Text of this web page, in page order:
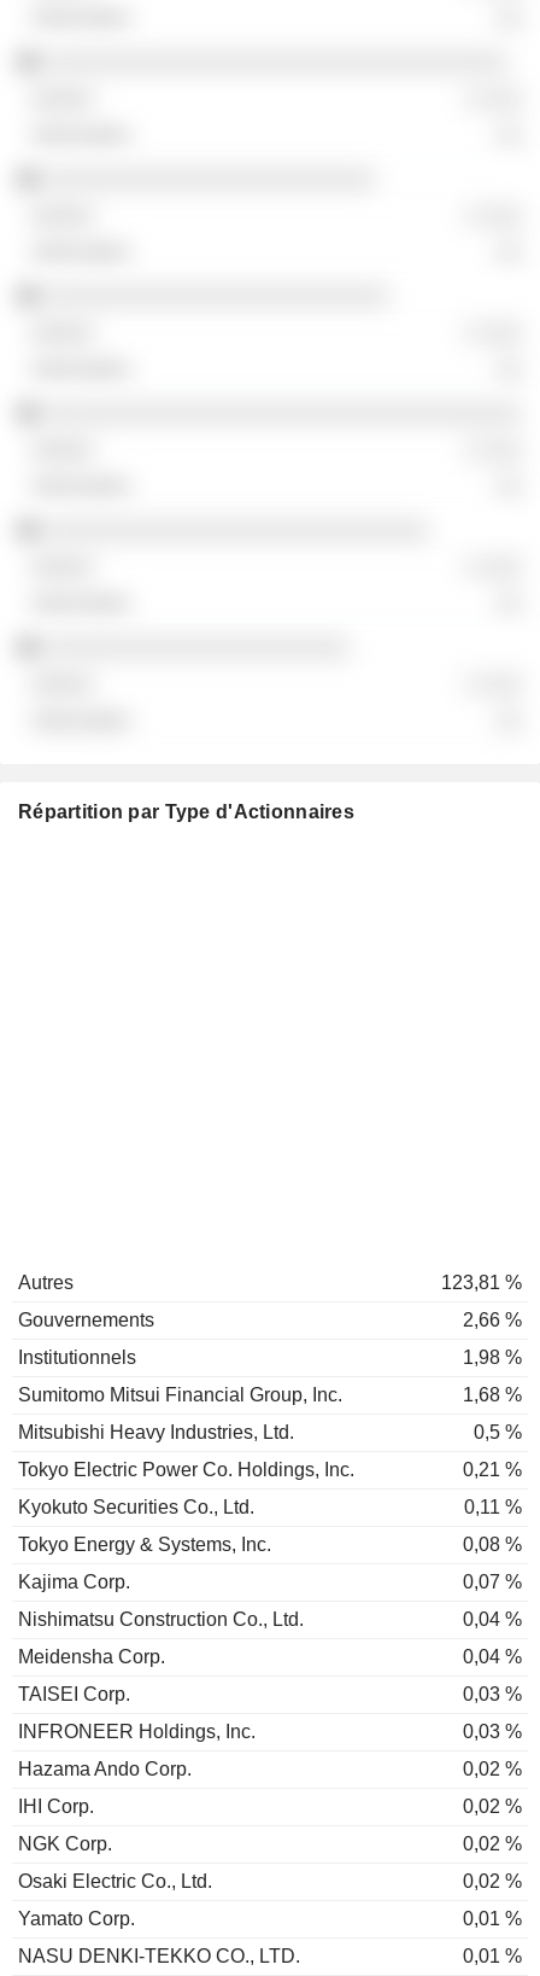
Répartition par Type d'Actionnaires
Autres
123,81 %
Gouvernements
2,66 %
Institutionnels
1,98 %
Sumitomo Mitsui Financial Group, Inc.
1,68 %
Mitsubishi Heavy Industries, Ltd.
0,5 %
Tokyo Electric Power Co. Holdings, Inc.
0,21 %
Kyokuto Securities Co., Ltd.
0,11 %
Tokyo Energy & Systems, Inc.
0,08 %
Kajima Corp.
0,07 %
Nishimatsu Construction Co., Ltd.
0,04 %
Meidensha Corp.
0,04 %
TAISEI Corp.
0,03 %
INFRONEER Holdings, Inc.
0,03 %
Hazama Ando Corp.
0,02 %
IHI Corp.
0,02 %
NGK Corp.
0,02 %
Osaki Electric Co., Ltd.
0,02 %
Yamato Corp.
0,01 %
NASU DENKI-TEKKO CO., LTD.
0,01 %